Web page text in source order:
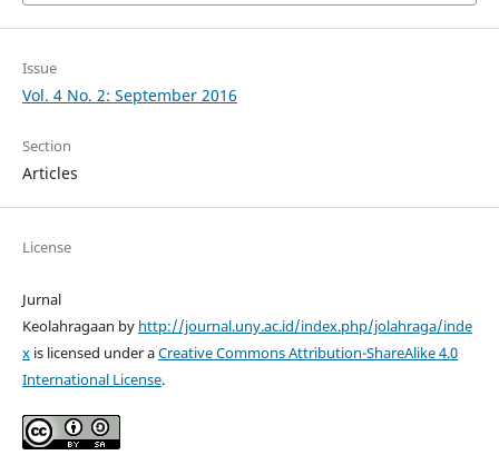
Issue
Vol. 4 No. 2: September 2016
Section
Articles
License
Jurnal
Keolahragaan by http://journal.uny.ac.id/index.php/jolahraga/inde
xis licensed under aCreative Commons Attribution-ShareAlike 4.0
International License.